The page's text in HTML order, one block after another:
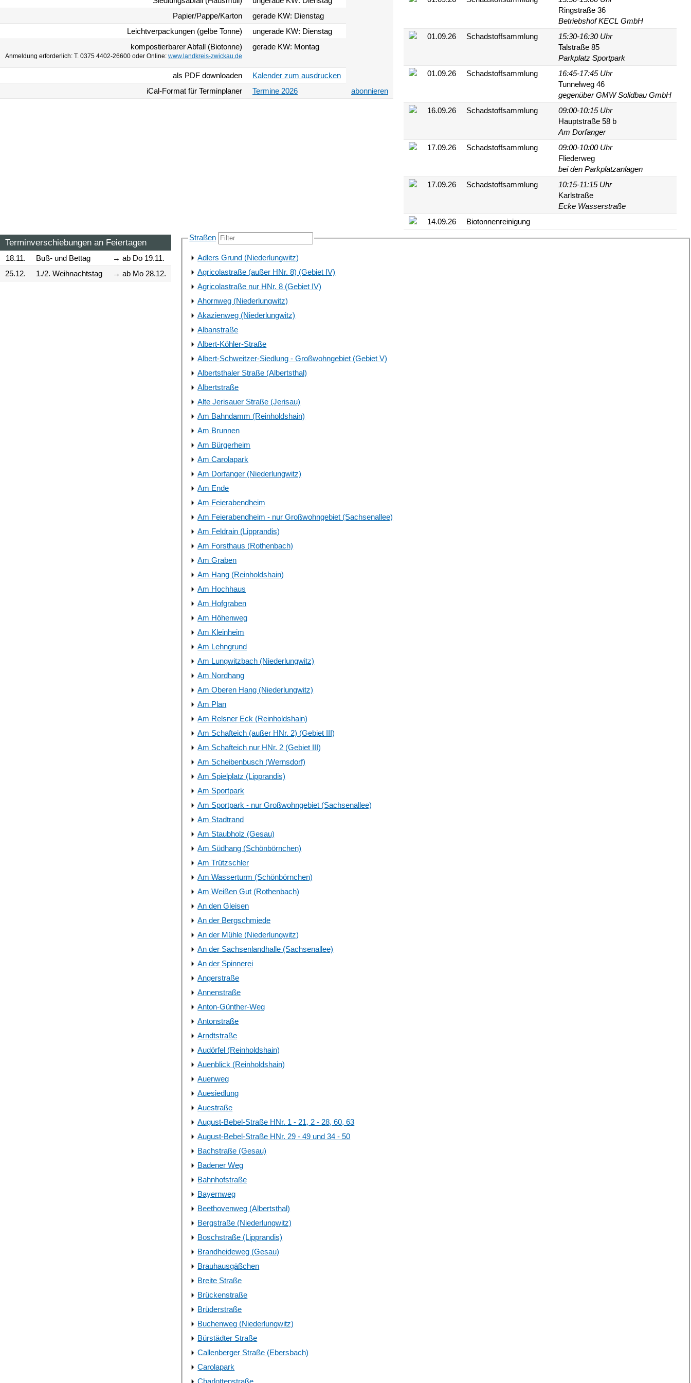
Papier/Pappe/Karton
gerade KW: Dienstag
Leichtverpackungen (gelbe Tonne)
ungerade KW: Dienstag
kompostierbarer Abfall (Biotonne)
Anmeldung erforderlich: T. 0375 4402-26600 oder Online: www.landkreis-zwickau.de
gerade KW: Montag
als PDF downloaden
Kalender zum ausdrucken
iCal-Format für Terminplaner
Termine 2026 abonnieren
Ringstraße 36
Betriebshof KECL GmbH
01.09.26
Schadstoffsammlung
15:30-16:30 Uhr
Talstraße 85
Parkplatz Sportpark
01.09.26
Schadstoffsammlung
16:45-17:45 Uhr
Tunnelweg 46
gegenüber GMW Solidbau GmbH
16.09.26
Schadstoffsammlung
09:00-10:15 Uhr
Hauptstraße 58 b
Am Dorfanger
17.09.26
Schadstoffsammlung
09:00-10:00 Uhr
Fliederweg
bei den Parkplatzanlagen
17.09.26
Schadstoffsammlung
10:15-11:15 Uhr
Karlstraße
Ecke Wasserstraße
14.09.26
Biotonnenreinigung
Terminverschiebungen an Feiertagen
18.11. Buß- und Bettag
→ ab Do 19.11.
25.12.
1./2. Weihnachtstag → ab Mo 28.12.
Straßen
Adlers Grund (Niederlungwitz)
Agricolastraße (außer HNr. 8) (Gebiet IV)
Agricolastraße nur HNr. 8 (Gebiet IV)
Ahornweg (Niederlungwitz)
Akazienweg (Niederlungwitz)
Albanstraße
Albert-Köhler-Straße
Albert-Schweitzer-Siedlung - Großwohngebiet (Gebiet V)
Albertsthaler Straße (Albertsthal)
Albertstraße
Alte Jerisauer Straße (Jerisau)
Am Bahndamm (Reinholdshain)
Am Brunnen
Am Bürgerheim
Am Carolapark
Am Dorfanger (Niederlungwitz)
Am Ende
Am Feierabendheim
Am Feierabendheim - nur Großwohngebiet (Sachsenallee)
Am Feldrain (Lipprandis)
Am Forsthaus (Rothenbach)
Am Graben
Am Hang (Reinholdshain)
Am Hochhaus
Am Hofgraben
Am Höhenweg
Am Kleinheim
Am Lehngrund
Am Lungwitzbach (Niederlungwitz)
Am Nordhang
Am Oberen Hang (Niederlungwitz)
Am Plan
Am Relsner Eck (Reinholdshain)
Am Schafteich (außer HNr. 2) (Gebiet III)
Am Schafteich nur HNr. 2 (Gebiet III)
Am Scheibenbusch (Wernsdorf)
Am Spielplatz (Lipprandis)
Am Sportpark
Am Sportpark - nur Großwohngebiet (Sachsenallee)
Am Stadtrand
Am Staubholz (Gesau)
Am Südhang (Schönbörnchen)
Am Trützschler
Am Wasserturm (Schönbörnchen)
Am Weißen Gut (Rothenbach)
An den Gleisen
An der Bergschmiede
An der Mühle (Niederlungwitz)
An der Sachsenlandhalle (Sachsenallee)
An der Spinnerei
Angerstraße
Annenstraße
Anton-Günther-Weg
Antonstraße
Arndtstraße
Audörfel (Reinholdshain)
Auenblick (Reinholdshain)
Auenweg
Auesiedlung
Auestraße
August-Bebel-Straße HNr. 1 - 21, 2 - 28, 60, 63
August-Bebel-Straße HNr. 29 - 49 und 34 - 50
Bachstraße (Gesau)
Badener Weg
Bahnhofstraße
Bayernweg
Beethovenweg (Albertsthal)
Bergstraße (Niederlungwitz)
Boschstraße (Lipprandis)
Brandheideweg (Gesau)
Brauhausgäßchen
Breite Straße
Brückenstraße
Brüderstraße
Buchenweg (Niederlungwitz)
Bürstädter Straße
Callenberger Straße (Ebersbach)
Carolapark